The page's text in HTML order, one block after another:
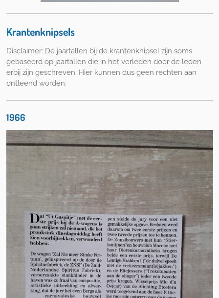
Krantenknipsels
Disclaimer: De jaartallen bij de krantenknipsel zijn soms
gebaseerd op jaartallen die in het verleden door de leden
erbij zijn geschreven. Hier kunnen dus geen rechten aan
ontleend worden.
1966